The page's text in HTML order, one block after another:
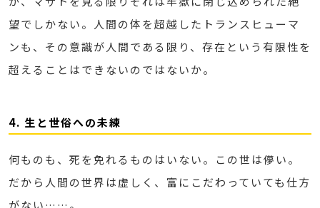
望でしかない。人間の体を超越したトランスヒューマ
ンも、その意識が人間である限り、存在という有限性を
超えることはできないのではないか。
4. 生と世俗への未練
何ものも、死を免れるものはいない。この世は儚い。
だから人間の世界は虚しく、富にこだわっていても仕方
がない……。